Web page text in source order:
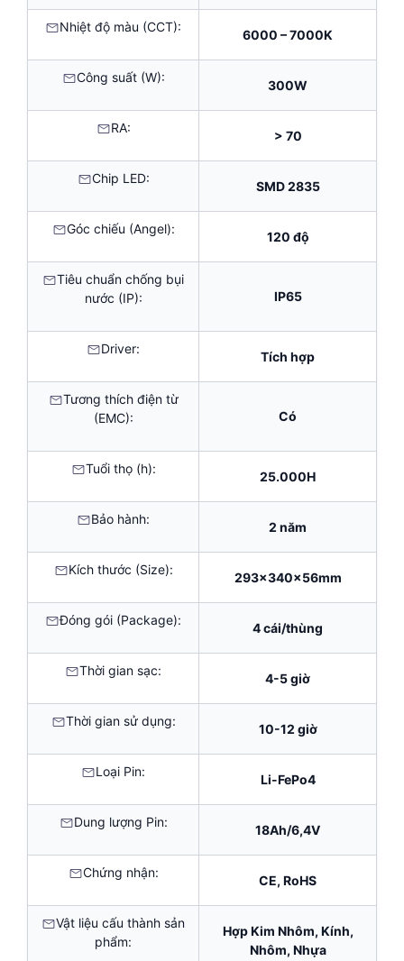
Nhiệt độ màu (CCT):
6000 – 7000K
Công suất (W):
300W
RA:
> 70
Chip LED:
SMD 2835
Góc chiếu (Angel):
120 độ
Tiêu chuẩn chống bụi
nước (IP):
IP65
Driver:
Tích hợp
Tương thích điện từ
(EMC):
Có
Tuổi thọ (h):
25.000H
Bảo hành:
2 năm
Kích thước (Size):
293x340x56mm
Đóng gói (Package):
4 cái/thùng
Thời gian sạc:
4-5 giờ
Thời gian sử dụng:
10-12 giờ
Loại Pin:
Li-FePo4
Dung lượng Pin:
18Ah/6,4V
Chứng nhận:
CE, RoHS
Vật liệu cấu thành sản
phẩm:
Hợp Kim Nhôm, Kính,
Nhôm, Nhựa